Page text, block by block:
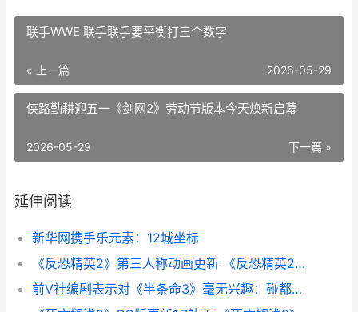
联手WWE 联手联手要平衡打三个数字
« 上一篇 2026-05-29
侠路勤耕迎五一《剑网2》劳动节版本今天焕新启幕
下一篇 »
2026-05-29
延伸阅读
新华网携手乐元素：12城坐标
《反恐精英2》第三人称动画更新 《反恐精英2》直接安装游戏
前V社编剧表示对《半条命3》毫无兴趣：碰都不想碰